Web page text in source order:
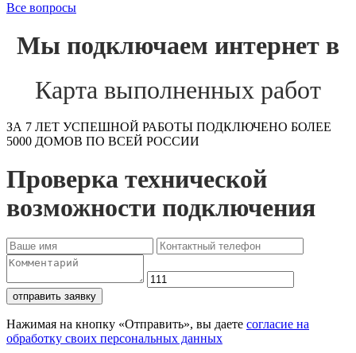
Все вопросы
Мы подключаем интернет в
Карта выполненных работ
ЗА 7 ЛЕТ УСПЕШНОЙ РАБОТЫ ПОДКЛЮЧЕНО БОЛЕЕ
5000 ДОМОВ ПО ВСЕЙ РОССИИ
Проверка технической
возможности подключения
отправить заявку
Нажимая на кнопку «Отправить», вы даете согласие на
обработку своих персональных данных